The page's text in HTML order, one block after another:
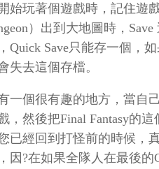
始玩著個遊戲時，記住遊
）出到大地圖時，
Quick Save只能存一個，
失去這個存檔。
一個很有趣的地方，當自
，然後把Final Fantasy的這
已經回到打怪前的時候，
因?在如果全隊人在最後的